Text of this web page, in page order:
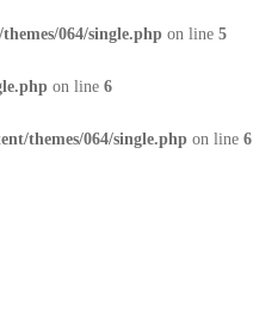
064/single.php on line 5
on line 6
themes/064/single.php on line 6